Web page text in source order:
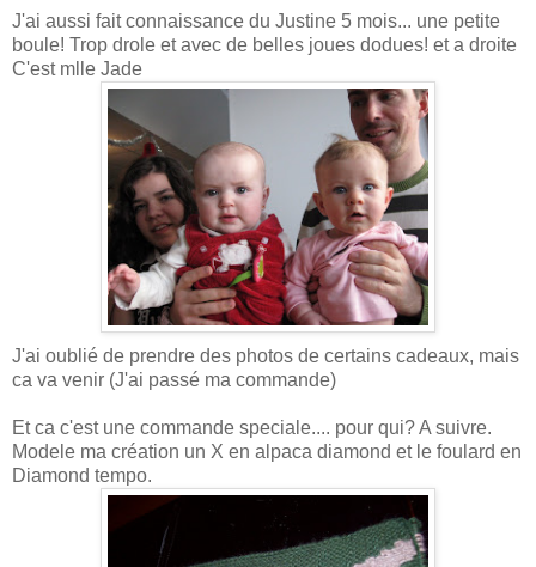
J'ai aussi fait connaissance du Justine 5 mois... une petite
boule! Trop drole et avec de belles joues dodues! et a droite
C'est mlle Jade
J'ai oublié de prendre des photos de certains cadeaux, mais
ca va venir (J'ai passé ma commande)
Et ca c'est une commande speciale.... pour qui? A suivre.
Modele ma création un X en alpaca diamond et le foulard en
Diamond tempo.